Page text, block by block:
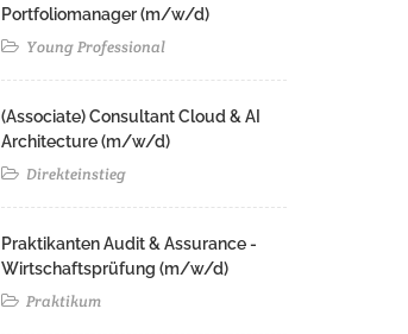
Portfoliomanager (m/w/d)
Young Professional
(Associate) Consultant Cloud & AI
Architecture (m/w/d)​ ​
Direkteinstieg
Praktikanten Audit & Assurance -
Wirtschaftsprüfung (m/w/d)
Praktikum